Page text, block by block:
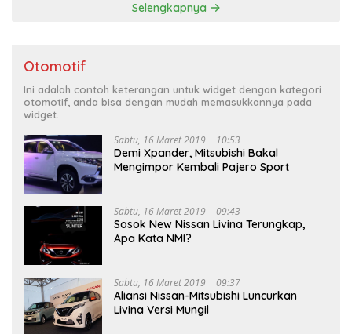
Selengkapnya
Otomotif
Ini adalah contoh keterangan untuk widget dengan kategori
otomotif, anda bisa dengan mudah memasukkannya pada
widget.
Sabtu, 16 Maret 2019 | 10:53
Demi Xpander, Mitsubishi Bakal
Mengimpor Kembali Pajero Sport
Sabtu, 16 Maret 2019 | 09:43
Sosok New Nissan Livina Terungkap,
Apa Kata NMI?
Sabtu, 16 Maret 2019 | 09:37
Aliansi Nissan-Mitsubishi Luncurkan
Livina Versi Mungil